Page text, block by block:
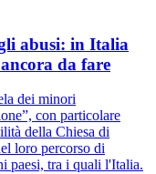
abusi: in Italia
da fare
dei minori
con particolare
della Chiesa di
loro percorso di
paesi, tra i quali l'Italia.